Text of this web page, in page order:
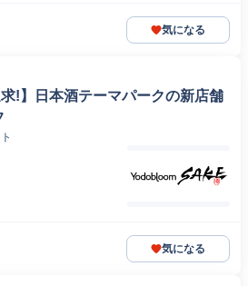
気になる
!】日本酒テーマパークの新店舗
気になる